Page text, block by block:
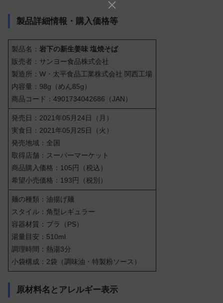
製品詳細情報・購入価格等
製品名：岩下の新生姜味 塩焼そば
販売者：サンヨー食品株式会社
製造所：W・太平食品工業株式会社 関西工場
内容量：98g（めん85g）
商品コード：4901734042686（JAN）
発売日：2021年05月24日（月）
実食日：2021年05月25日（火）
発売地域：全国
取得店舗：スーパーマーケット
商品購入価格：105円（税込）
希望小売価格：193円（税別）
麺の種類：油揚げ麺
スタイル：角型レギュラー
容器材質：プラ（PS）
湯量目安：510ml
調理時間：熱湯3分
小袋構成：2袋（調味油・特製粉ソース）
原材料名とアレルギー表示